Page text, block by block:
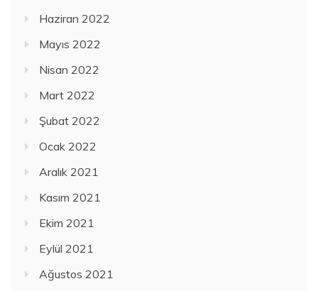
Haziran 2022
Mayıs 2022
Nisan 2022
Mart 2022
Şubat 2022
Ocak 2022
Aralık 2021
Kasım 2021
Ekim 2021
Eylül 2021
Ağustos 2021